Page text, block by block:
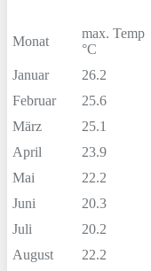
Monat
max. Temp
°C
Januar 26.2
Februar
25.6
März
25.1
April
23.9
Mai
22.2
Juni
20.3
Juli
20.2
August
22.2